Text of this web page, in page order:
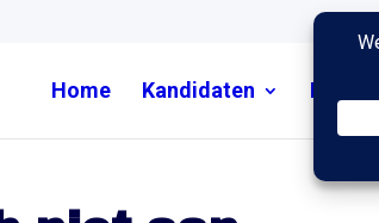
Home Kandidaten Nieuws